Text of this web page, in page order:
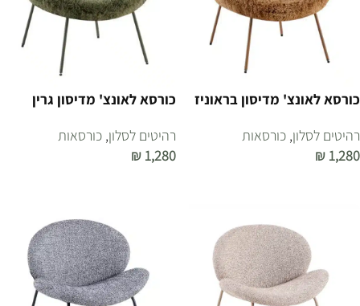
כורסא לאונצ' מדיסון בראוניז
רהיטים לסלון, כורסאות
₪ 1,280
כורסא לאונצ' מדיסון גרין
רהיטים לסלון, כורסאות
₪ 1,280